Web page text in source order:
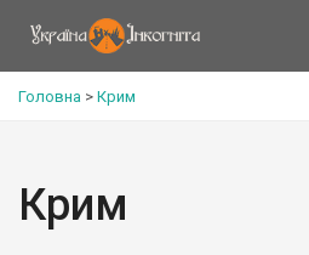
Головна > Крим
Крим